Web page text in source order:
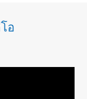
วเหล็กคาร์บอนและ
Series
อ